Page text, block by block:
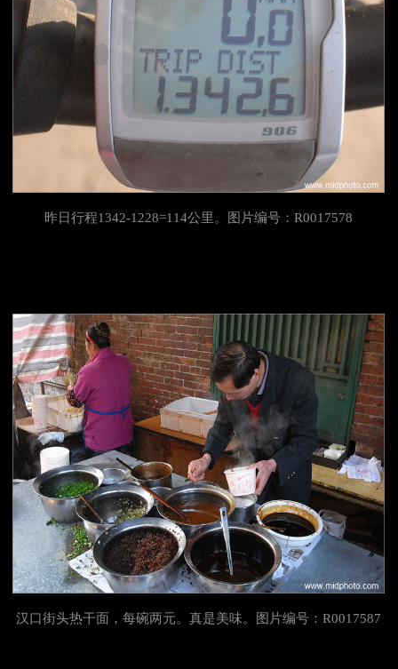
昨日行程1342-1228=114公里。图片编号：R0017578
汉口街头热干面，每碗两元。真是美味。图片编号：R0017587